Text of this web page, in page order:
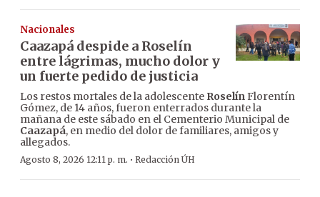
Nacionales
Caazapá despide a Roselín
entre lágrimas, mucho dolor y
un fuerte pedido de justicia
Los restos mortales de la adolescente RoselínFlorentín
Gómez, de 14 años, fueron enterrados durante la
mañana de este sábado en el Cementerio Municipal de
Caazapá, en medio del dolor de familiares, amigos y
allegados.
Agosto 8, 2026 12:11 p. m. · Redacción ÚH